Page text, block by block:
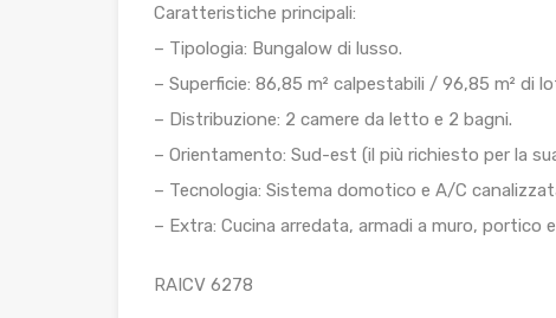
Caratteristiche principali:
– Tipologia: Bungalow di lusso.
– Superficie: 86,85 m² calpestabili / 96,85 m² di
– Distribuzione: 2 camere da letto e 2 bagni.
– Orientamento: Sud-est (il più richiesto per la
– Tecnologia: Sistema domotico e A/C
– Extra: Cucina arredata, armadi a muro, portico
RAICV 6278